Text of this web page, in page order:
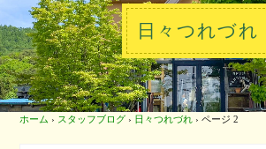
日々つれづれ
ホーム › スタッフブログ › 日々つれづれ › ページ 2